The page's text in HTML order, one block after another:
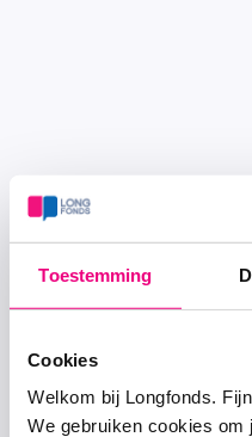
Toestemming
Cookies
Welkom bij Longfonds.
We gebruiken cookies